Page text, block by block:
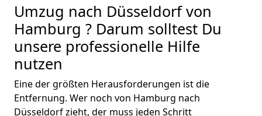
Umzug nach Düsseldorf von
Hamburg ? Darum solltest Du
unsere professionelle Hilfe
nutzen
Eine der größten Herausforderungen ist die
Entfernung. Wer noch von Hamburg nach
Düsseldorf zieht, der muss jeden Schritt